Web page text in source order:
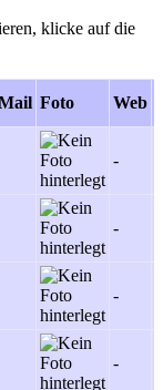
klicke auf die
Foto Web
-
-
-
-